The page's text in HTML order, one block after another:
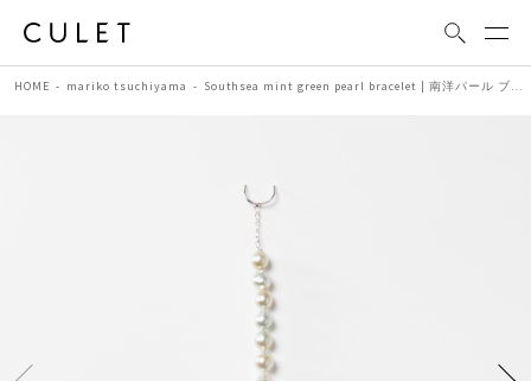
HOME mariko tsuchiyama Southsea mint green pearl bracelet | 南洋パール ブレスレット